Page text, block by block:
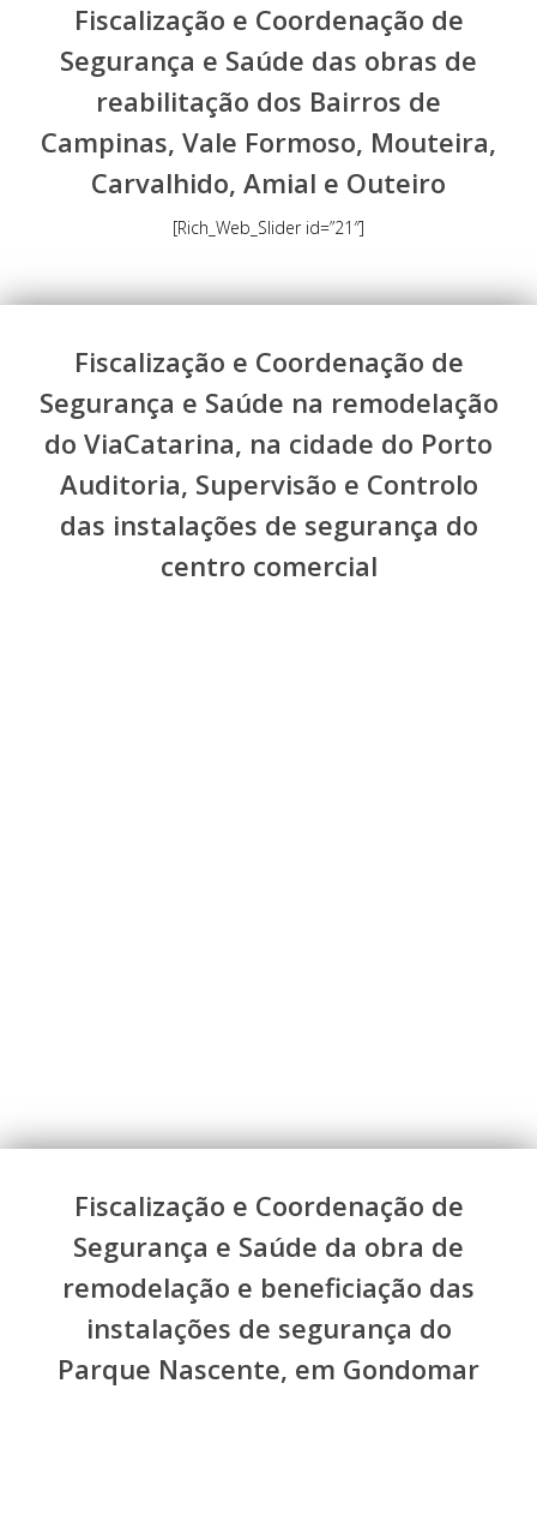
Fiscalização e Coordenação de
Segurança e Saúde das obras de
reabilitação dos Bairros de
Campinas, Vale Formoso, Mouteira,
Carvalhido, Amial e Outeiro
[Rich_Web_Slider id=”21″]
Fiscalização e Coordenação de
Segurança e Saúde na remodelação
do ViaCatarina, na cidade do Porto
Auditoria, Supervisão e Controlo
das instalações de segurança do
centro comercial
Fiscalização e Coordenação de
Segurança e Saúde da obra de
remodelação e beneficiação das
instalações de segurança do
Parque Nascente, em Gondomar